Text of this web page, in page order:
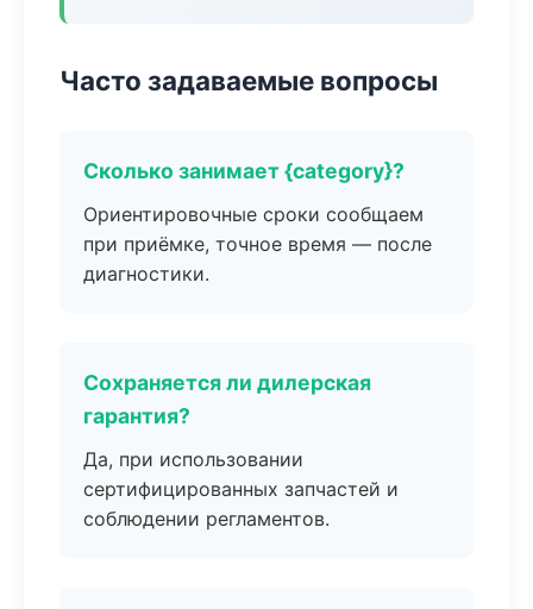
Часто задаваемые вопросы
Сколько занимает {category}?
Ориентировочные сроки сообщаем
при приёмке, точное время — после
диагностики.
Сохраняется ли дилерская
гарантия?
Да, при использовании
сертифицированных запчастей и
соблюдении регламентов.